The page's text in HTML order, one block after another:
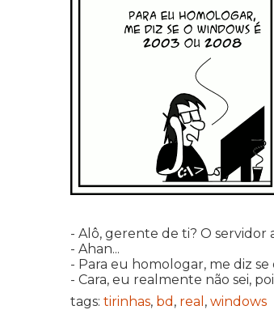
- Alô, gerente de ti? O servidor
- Ahan...
- Para eu homologar, me diz
- Cara, eu realmente não sei,
tags: tirinhas, bd , real , windows